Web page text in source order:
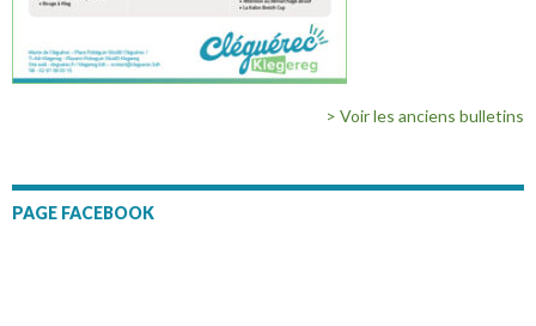
> Voir les anciens bulletins
PAGE FACEBOOK